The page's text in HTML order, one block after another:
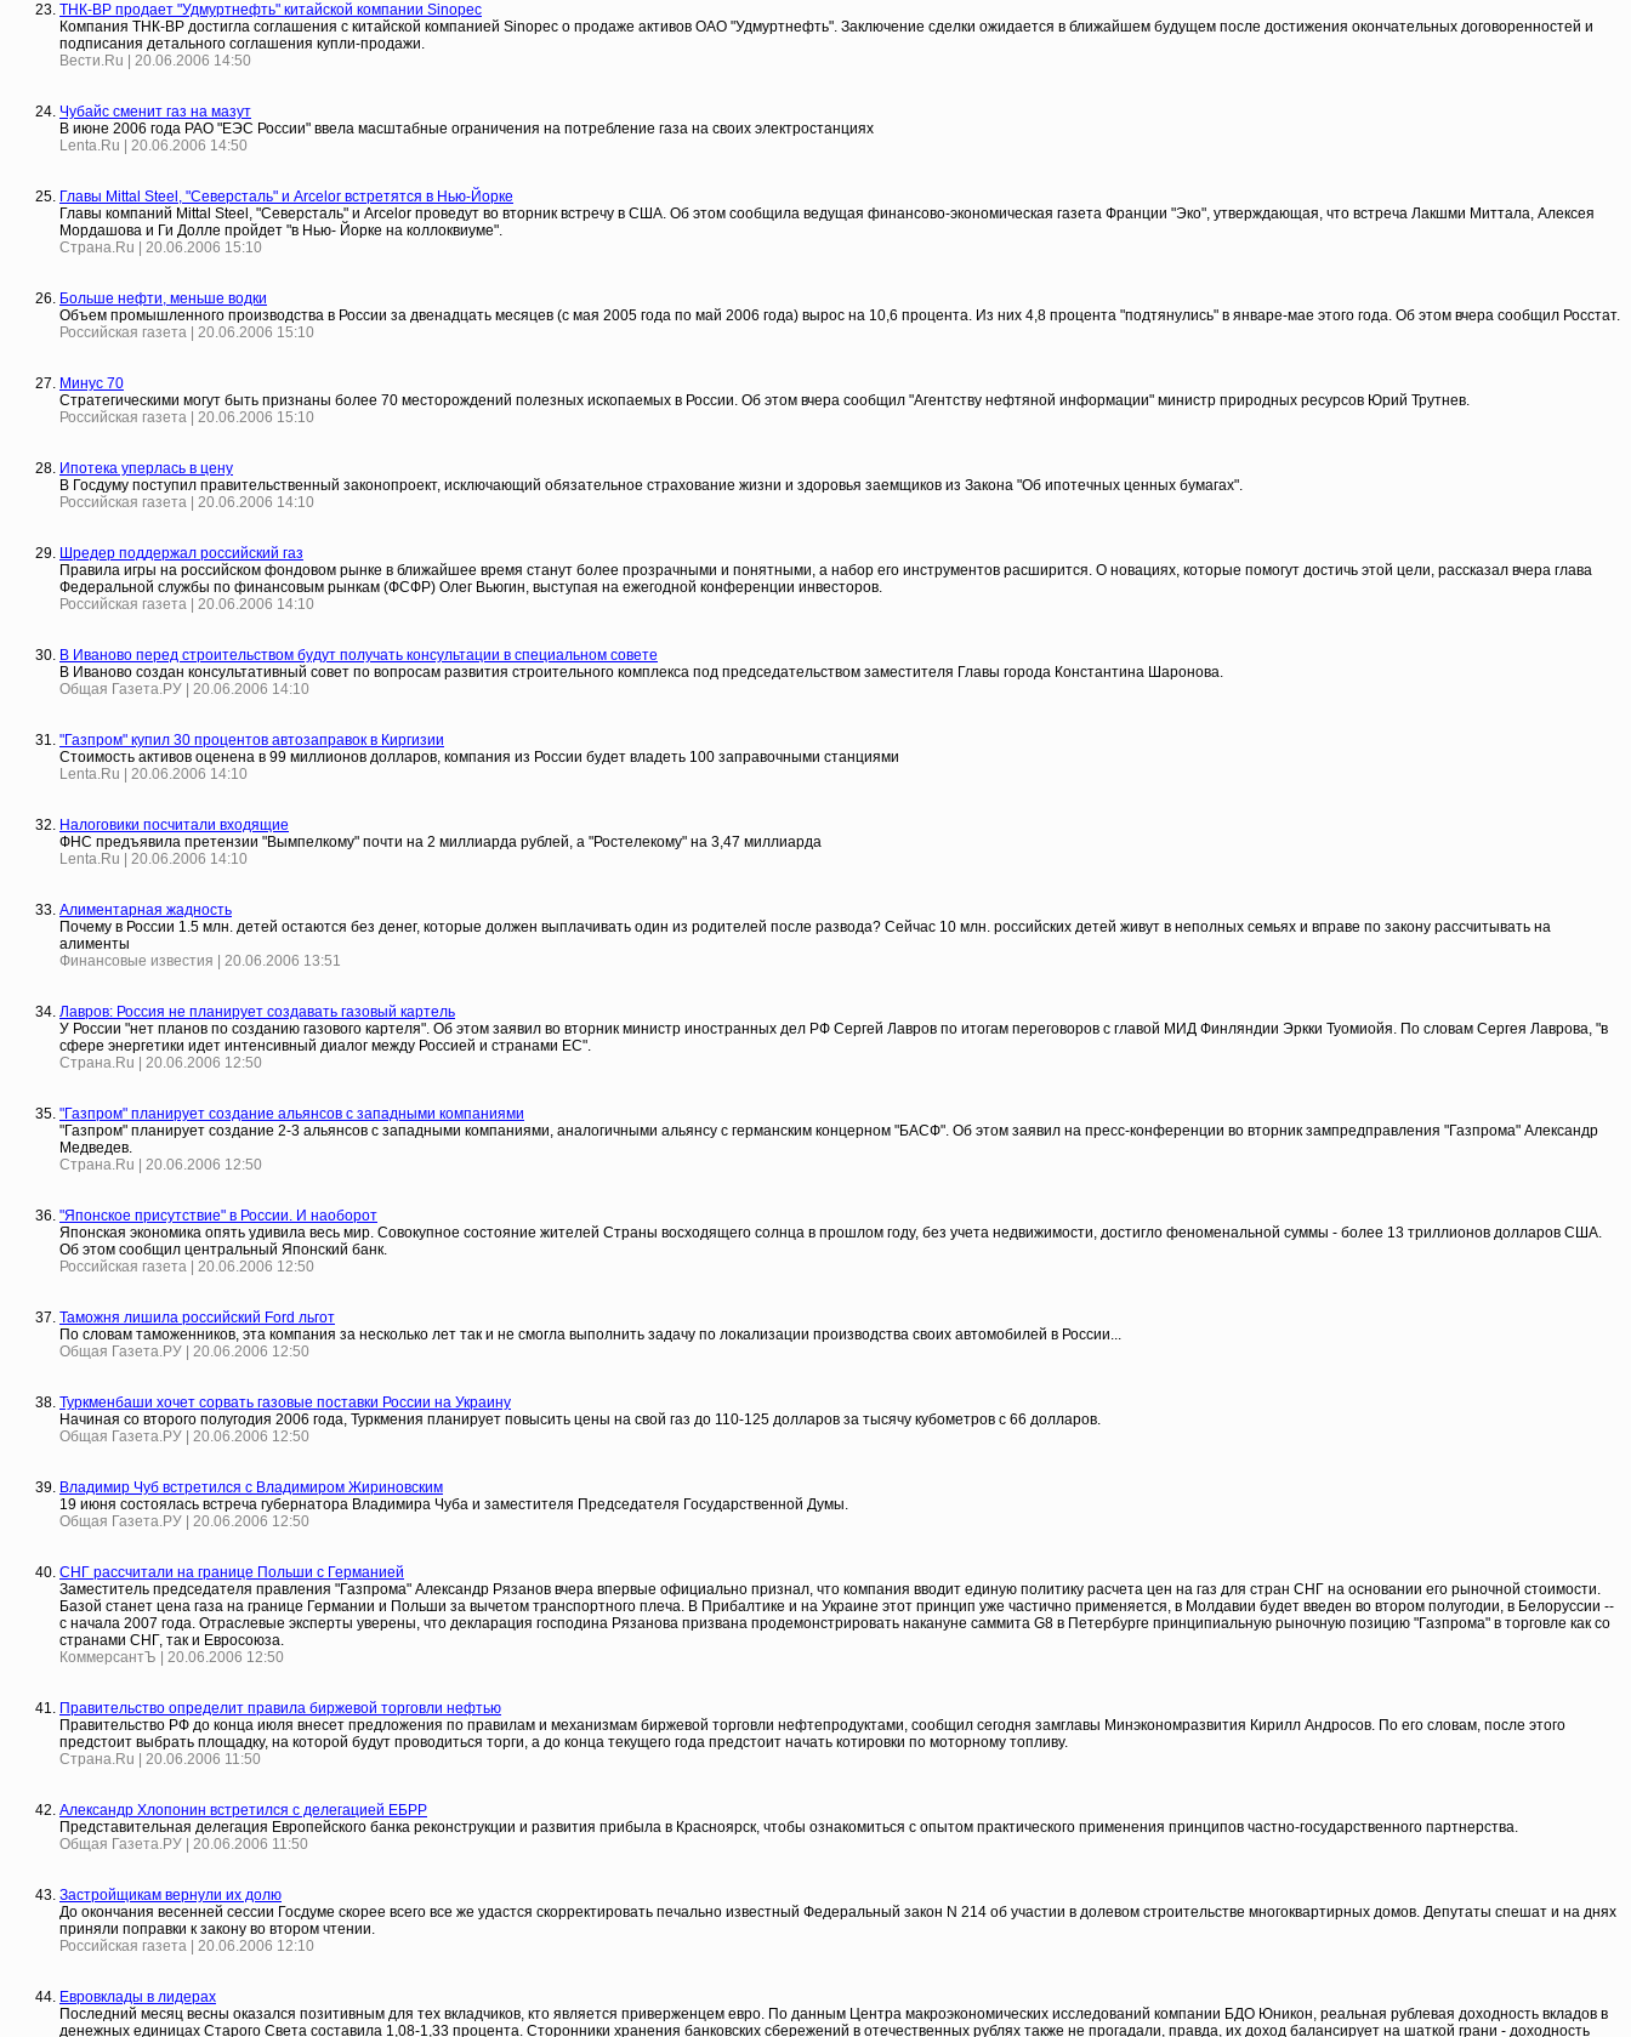
ТНК-BP продает "Удмуртнефть" китайской компании Sinopec
Компания ТНК-ВР достигла соглашения с китайской компанией Sinopec о продаже активов ОАО "Удмуртнефть". Заключение сделки ожидается в ближайшем будущем после достижения окончательных договоренностей и
подписания детального соглашения купли-продажи.
Вести.Ru | 20.06.2006 14:50
Чубайс сменит газ на мазут
В июне 2006 года РАО "ЕЭС России" ввела масштабные ограничения на потребление газа на своих электростанциях
Lenta.Ru | 20.06.2006 14:50
Главы Mittal Steel, "Северсталь" и Arcelor встретятся в Нью-Йорке
Главы компаний Mittal Steel, "Северсталь" и Arcelor проведут во вторник встречу в США. Об этом сообщила ведущая финансово-экономическая газета Франции "Эко", утверждающая, что встреча Лакшми Миттала, Алексея
Мордашова и Ги Долле пройдет "в Нью- Йорке на коллоквиуме".
Страна.Ru | 20.06.2006 15:10
Больше нефти, меньше водки
Объем промышленного производства в России за двенадцать месяцев (с мая 2005 года по май 2006 года) вырос на 10,6 процента. Из них 4,8 процента "подтянулись" в январе-мае этого года. Об этом вчера сообщил Росстат.
Российская газета | 20.06.2006 15:10
Минус 70
Стратегическими могут быть признаны более 70 месторождений полезных ископаемых в России. Об этом вчера сообщил "Агентству нефтяной информации" министр природных ресурсов Юрий Трутнев.
Российская газета | 20.06.2006 15:10
Ипотека уперлась в цену
В Госдуму поступил правительственный законопроект, исключающий обязательное страхование жизни и здоровья заемщиков из Закона "Об ипотечных ценных бумагах".
Российская газета | 20.06.2006 14:10
Шредер поддержал российский газ
Правила игры на российском фондовом рынке в ближайшее время станут более прозрачными и понятными, а набор его инструментов расширится. О новациях, которые помогут достичь этой цели, рассказал вчера глава
Федеральной службы по финансовым рынкам (ФСФР) Олег Вьюгин, выступая на ежегодной конференции инвесторов.
Российская газета | 20.06.2006 14:10
В Иваново перед строительством будут получать консультации в специальном совете
В Иваново создан консультативный совет по вопросам развития строительного комплекса под председательством заместителя Главы города Константина Шаронова.
Общая Газета.РУ | 20.06.2006 14:10
"Газпром" купил 30 процентов автозаправок в Киргизии
Стоимость активов оценена в 99 миллионов долларов, компания из России будет владеть 100 заправочными станциями
Lenta.Ru | 20.06.2006 14:10
Налоговики посчитали входящие
ФНС предъявила претензии "Вымпелкому" почти на 2 миллиарда рублей, а "Ростелекому" на 3,47 миллиарда
Lenta.Ru | 20.06.2006 14:10
Алиментарная жадность
Почему в России 1.5 млн. детей остаются без денег, которые должен выплачивать один из родителей после развода? Сейчас 10 млн. российских детей живут в неполных семьях и вправе по закону рассчитывать на
алименты
Финансовые известия | 20.06.2006 13:51
Лавров: Россия не планирует создавать газовый картель
У России "нет планов по созданию газового картеля". Об этом заявил во вторник министр иностранных дел РФ Сергей Лавров по итогам переговоров с главой МИД Финляндии Эркки Туомиойя. По словам Сергея Лаврова, "в
сфере энергетики идет интенсивный диалог между Россией и странами ЕС".
Страна.Ru | 20.06.2006 12:50
"Газпром" планирует создание альянсов с западными компаниями
"Газпром" планирует создание 2-3 альянсов с западными компаниями, аналогичными альянсу с германским концерном "БАСФ". Об этом заявил на пресс-конференции во вторник зампредправления "Газпрома" Александр
Медведев.
Страна.Ru | 20.06.2006 12:50
"Японское присутствие" в России. И наоборот
Японская экономика опять удивила весь мир. Совокупное состояние жителей Страны восходящего солнца в прошлом году, без учета недвижимости, достигло феноменальной суммы - более 13 триллионов долларов США.
Об этом сообщил центральный Японский банк.
Российская газета | 20.06.2006 12:50
Таможня лишила российский Ford льгот
По словам таможенников, эта компания за несколько лет так и не смогла выполнить задачу по локализации производства своих автомобилей в России...
Общая Газета.РУ | 20.06.2006 12:50
Туркменбаши хочет сорвать газовые поставки России на Украину
Начиная со второго полугодия 2006 года, Туркмения планирует повысить цены на свой газ до 110-125 долларов за тысячу кубометров с 66 долларов.
Общая Газета.РУ | 20.06.2006 12:50
Владимир Чуб встретился с Владимиром Жириновским
19 июня состоялась встреча губернатора Владимира Чуба и заместителя Председателя Государственной Думы.
Общая Газета.РУ | 20.06.2006 12:50
СНГ рассчитали на границе Польши с Германией
Заместитель председателя правления "Газпрома" Александр Рязанов вчера впервые официально признал, что компания вводит единую политику расчета цен на газ для стран СНГ на основании его рыночной стоимости.
Базой станет цена газа на границе Германии и Польши за вычетом транспортного плеча. В Прибалтике и на Украине этот принцип уже частично применяется, в Молдавии будет введен во втором полугодии, в Белоруссии --
с начала 2007 года. Отраслевые эксперты уверены, что декларация господина Рязанова призвана продемонстрировать накануне саммита G8 в Петербурге принципиальную рыночную позицию "Газпрома" в торговле как со
странами СНГ, так и Евросоюза.
КоммерсантЪ | 20.06.2006 12:50
Правительство определит правила биржевой торговли нефтью
Правительство РФ до конца июля внесет предложения по правилам и механизмам биржевой торговли нефтепродуктами, сообщил сегодня замглавы Минэкономразвития Кирилл Андросов. По его словам, после этого
предстоит выбрать площадку, на которой будут проводиться торги, а до конца текущего года предстоит начать котировки по моторному топливу.
Страна.Ru | 20.06.2006 11:50
Александр Хлопонин встретился с делегацией ЕБРР
Представительная делегация Европейского банка реконструкции и развития прибыла в Красноярск, чтобы ознакомиться с опытом практического применения принципов частно-государственного партнерства.
Общая Газета.РУ | 20.06.2006 11:50
Застройщикам вернули их долю
До окончания весенней сессии Госдуме скорее всего все же удастся скорректировать печально известный Федеральный закон N 214 об участии в долевом строительстве многоквартирных домов. Депутаты спешат и на днях
приняли поправки к закону во втором чтении.
Российская газета | 20.06.2006 12:10
Евровклады в лидерах
Последний месяц весны оказался позитивным для тех вкладчиков, кто является приверженцем евро. По данным Центра макроэкономических исследований компании БДО Юникон, реальная рублевая доходность вкладов в
денежных единицах Старого Света составила 1,08-1,33 процента. Сторонники хранения банковских сбережений в отечественных рублях также не прогадали, правда, их доход балансирует на шаткой грани - доходность